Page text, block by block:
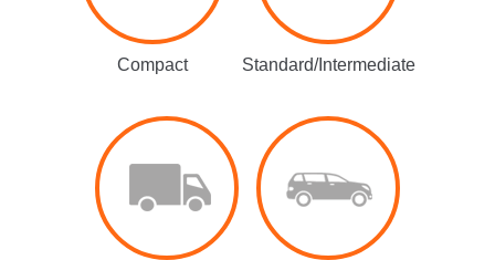
Compact Standard/Intermediate